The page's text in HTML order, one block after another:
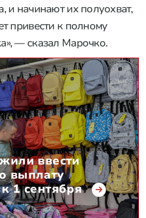
и начинают их полуохват,
привести к полному
— сказал Марочко.
ввести
выплату
1 сентября